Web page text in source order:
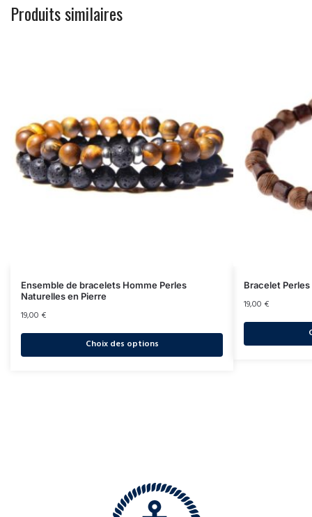
Produits similaires
Ensemble de bracelets Homme Perles
Naturelles en Pierre
19,00 €
Choix des options
Bracelet
19,00 €